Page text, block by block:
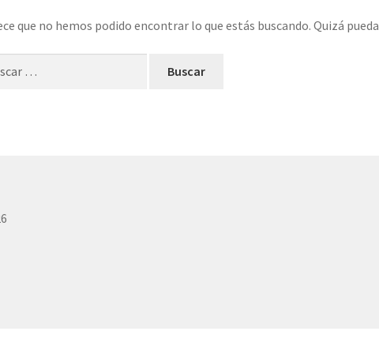
que no hemos podido encontrar lo que estás buscando. Quizá